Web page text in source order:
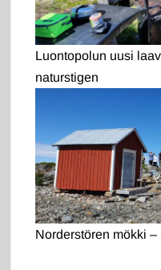
Luontopolun uusi
naturstigen
Norderstören mökki